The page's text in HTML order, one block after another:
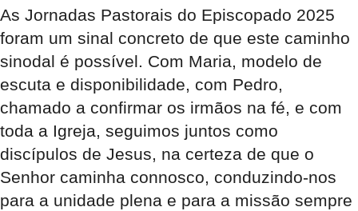
As Jornadas Pastorais do Episcopado 2025
foram um sinal concreto de que este caminho
sinodal é possível. Com Maria, modelo de
escuta e disponibilidade, com Pedro,
chamado a confirmar os irmãos na fé, e com
toda a Igreja, seguimos juntos como
discípulos de Jesus, na certeza de que o
Senhor caminha connosco, conduzindo-nos
para a unidade plena e para a missão sempre